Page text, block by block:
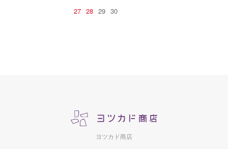
27 28 29 30
ヨツカド商店